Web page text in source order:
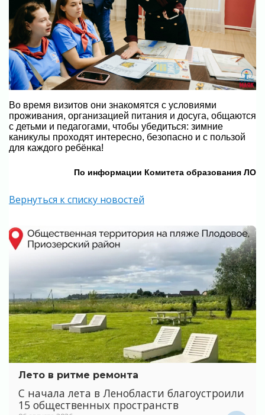
Во время визитов они знакомятся с условиями
проживания, организацией питания и досуга, общаются
с детьми и педагогами, чтобы убедиться: зимние
каникулы проходят интересно, безопасно и с пользой
для каждого ребёнка!
По информации Комитета образования ЛО
Вернуться к списку новостей
Лето в ритме ремонта
С начала лета в Ленобласти благоустроили
15 общественных пространств